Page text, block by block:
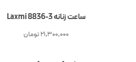
ساعت زنانه Laxmi 8836-3
21,300,000تومان